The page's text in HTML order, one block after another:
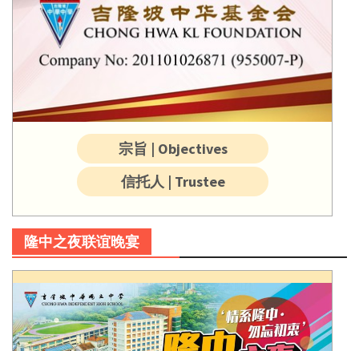
宗旨 | Objectives
信托人 | Trustee
隆中之夜联谊晚宴